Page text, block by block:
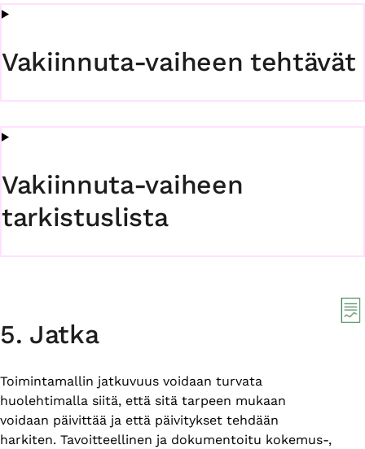
Vakiinnuta-vaiheen tehtävät
Vakiinnuta-vaiheen
tarkistuslista
5. Jatka
Toimintamallin jatkuvuus voidaan turvata
huolehtimalla siitä, että sitä tarpeen mukaan
voidaan päivittää ja että päivitykset tehdään
harkiten. Tavoitteellinen ja dokumentoitu kokemus-,